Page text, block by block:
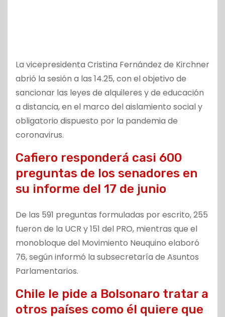
La vicepresidenta Cristina Fernández de Kirchner
abrió la sesión a las 14.25, con el objetivo de
sancionar las leyes de alquileres y de educación
a distancia, en el marco del aislamiento social y
obligatorio dispuesto por la pandemia de
coronavirus.
Cafiero responderá casi 600
preguntas de los senadores en
su informe del 17 de junio
De las 591 preguntas formuladas por escrito, 255
fueron de la UCR y 151 del PRO, mientras que el
monobloque del Movimiento Neuquino elaboró
76, según informó la subsecretaría de Asuntos
Parlamentarios.
Chile le pide a Bolsonaro tratar a
otros países como él quiere que